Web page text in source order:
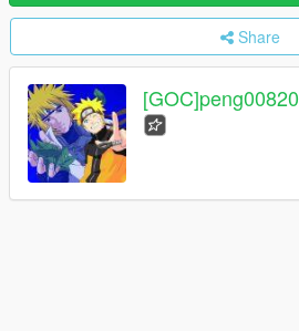
Share
[GOC]peng00820